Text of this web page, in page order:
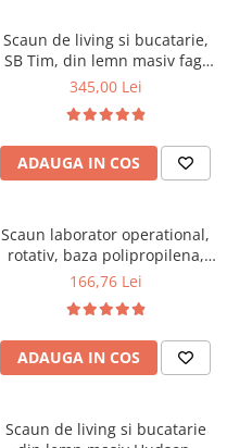
Scaun de living si bucatarie,
SB Tim, din lemn masiv fag,
tapiterie stofa, lacuit, 120 kg,
345,00 Lei
ADAUGA IN COS
Scaun laborator operational,
rotativ, baza polipropilena,
piele ecologica, inaltime
166,76 Lei
ADAUGA IN COS
Scaun de living si bucatarie